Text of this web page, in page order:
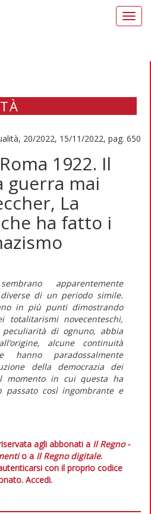
20/2022, 15/11/2022, pag. 650
1922. Il
guerra mai
La
ha fatto i
apparentemente
di un periodo simile.
in più punti dimostrando
totalitarismi novecenteschi,
di ognuno, abbia
alcune continuità
hanno paradossalmente
della democrazia dei
momento in cui questa ha
passato così ingombrante e
agli abbonati a Il Regno -
o a Il Regno digitale.
con il proprio codice
Accedi.